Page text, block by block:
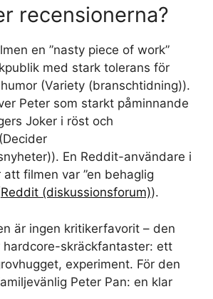
recensionerna?
en ”nasty piece of work”
med stark tolerans för
(Variety (branschtidning)).
Peter som starkt påminnande
Joker i röst och
En Reddit-användare i
filmen var ”en behaglig
Reddit (diskussionsforum)).
är ingen kritikerfavorit – den
hardcore-skräckfantaster: ett
experiment. För den
Peter Pan: en klar